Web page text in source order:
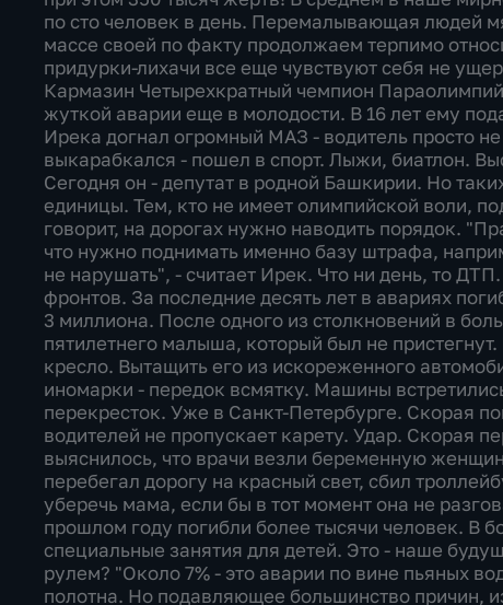
по сто человек в день. Перемалывающая людей
массе своей по факту продолжаем терпимо
придурки-лихачи все еще чувствуют себя не
Кармазин Четырехкратный чемпион
жуткой аварии еще в молодости. В 16 лет ему
Ирека догнал огромный МАЗ - водитель просто
выкарабкался - пошел в спорт. Лыжи, биатлон.
Сегодня он - депутат в родной Башкирии. Но
единицы. Тем, кто не имеет олимпийской воли,
говорит, на дорогах нужно наводить порядок.
что нужно поднимать именно базу штрафа,
не нарушать", - считает Ирек. Что ни день, то
фронтов. За последние десять лет в авариях
3 миллиона. После одного из столкновений в
пятилетнего малыша, который был не
кресло. Вытащить его из искореженного
иномарки - передок всмятку. Машины
перекресток. Уже в Санкт-Петербурге. Скорая
водителей не пропускает карету. Удар. Скорая
выяснилось, что врачи везли беременную
перебегал дорогу на красный свет, сбил
уберечь мама, если бы в тот момент она не
прошлом году погибли более тысячи человек. В
специальные занятия для детей. Это - наше
рулем? "Около 7% - это аварии по вине пьяных
полотна. Но подавляющее большинство причин,